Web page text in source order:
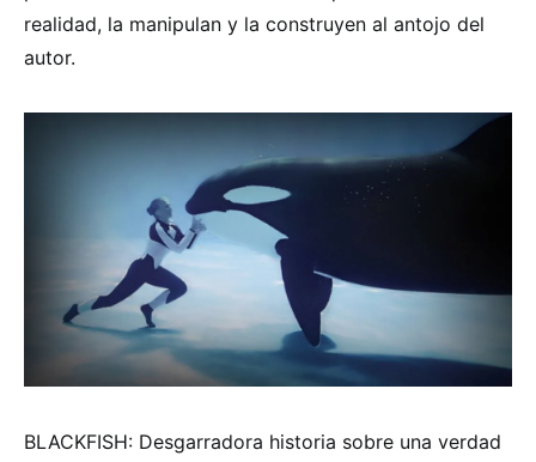
realidad, la manipulan y la construyen al antojo del
autor.
BLACKFISH: Desgarradora historia sobre una verdad